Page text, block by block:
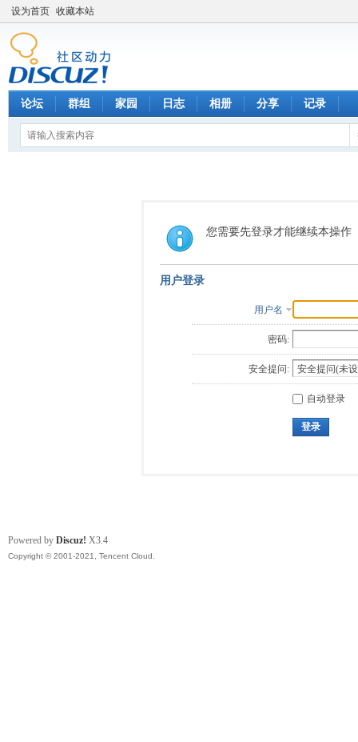
设为首页 收藏本站
论坛 群组 家园 日志 相册 分享 记录
您需要先登录才能继续本操作
用户登录
用户名
密码:
安全提问:
自动登录
登录
Powered by Discuz! X3.4
Copyright © 2001-2021, Tencent Cloud.